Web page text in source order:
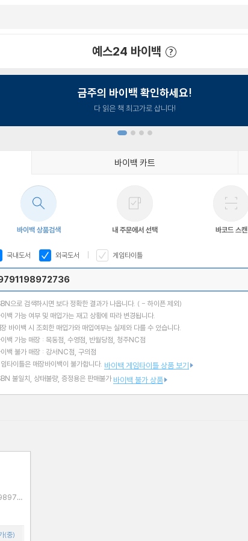
예스24 바이백
금주의 바이백 확인하세요!
다 읽은 책 최고가로 삽니다!
바이백 카트
바이백 상품검색 내 주문에서 선택 바코드 스캔
국내도서 외국도서 게임타이틀
으로 검색하시면 보다 정확한 결과가 나옵니다. ( - 하이픈 제외)
백 가능 여부 및 매입가는 재고 상황에 따라 변경됩니다.
바이백 시 조회한 매입가와 매입여부는 실제와 다를 수 있습니다.
백 가능 매장 : 목동점, 수영점, 반월당점, 청주NC점
백 불가 매장 : 강서NC점, 구의점
타이틀은 매장바이백이 불가합니다. 바이백 게임타이틀 상품 보기
불일치, 상태불량, 증정용은 판매불가 바이백 불가 상품
(중)